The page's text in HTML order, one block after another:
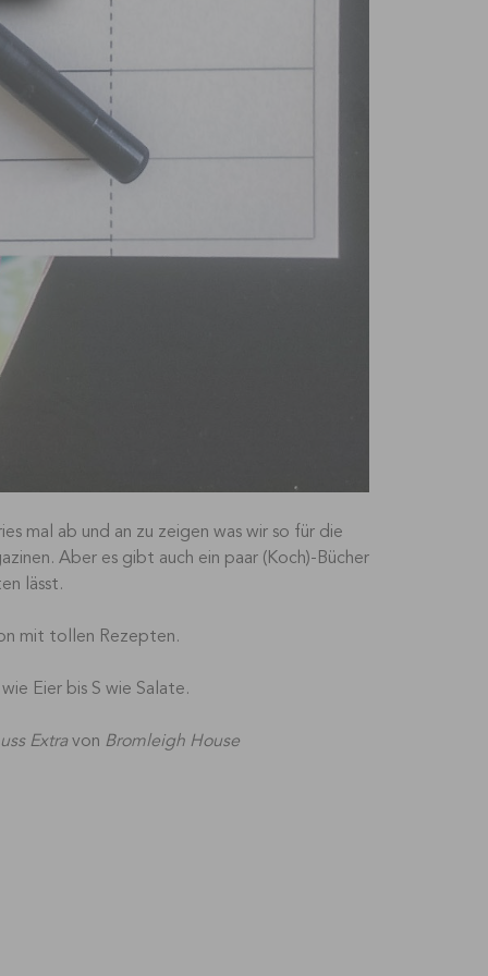
mal ab und an zu zeigen was wir so für die
Aber es gibt auch ein paar (Koch)-Bücher
lässt.
mit tollen Rezepten.
Eier bis S wie Salate.
Extravon Bromleigh House